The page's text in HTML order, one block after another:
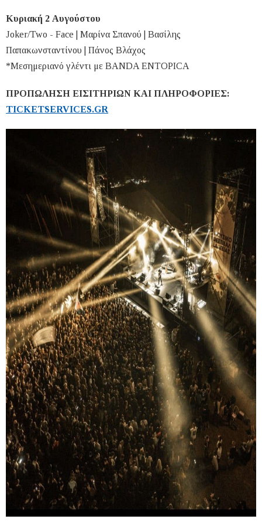
Κυριακή 2 Αυγούστου
Joker/Two - Face | Μαρίνα Σπανού | Βασίλης
Παπακωνσταντίνου | Πάνος Βλάχος
*Μεσημεριανό γλέντι με BANDA ENTOPICA
ΠΡΟΠΩΛΗΣΗ ΕΙΣΙΤΗΡΙΩΝ ΚΑΙ ΠΛΗΡΟΦΟΡΙΕΣ:
TICKETSERVICES.GR